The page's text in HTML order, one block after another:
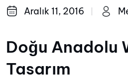
Aralık 11, 2016
Doğu Anadolu
Tasarım